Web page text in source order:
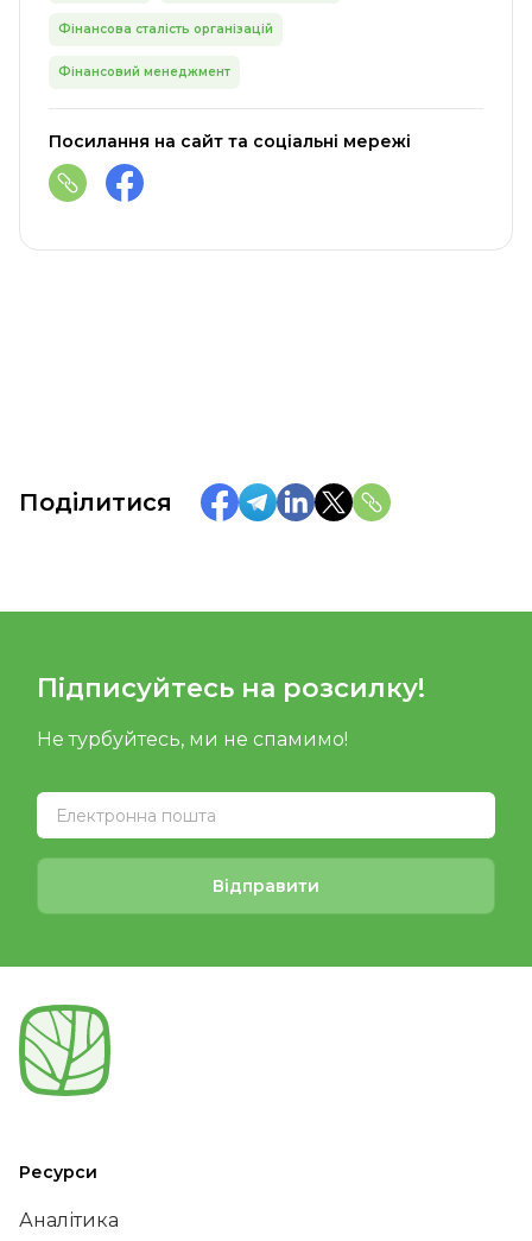
Фінансова сталість організацій
Фінансовий менеджмент
Посилання на сайт та соціальні мережі
Поділитися
Підписуйтесь на розсилку!
Не турбуйтесь, ми не спамимо!
Відправити
Ресурси
Аналітика